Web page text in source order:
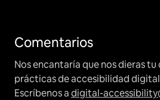
Comentarios
Nos encantaría que nos dieras
prácticas de accesibilidad
Escríbenos adigital-